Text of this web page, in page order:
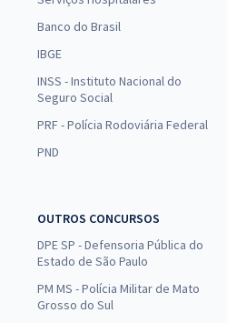
Banco do Brasil
IBGE
INSS - Instituto Nacional do
Seguro Social
PRF - Polícia Rodoviária Federal
PND
OUTROS CONCURSOS
DPE SP - Defensoria Pública do
Estado de São Paulo
PM MS - Polícia Militar de Mato
Grosso do Sul